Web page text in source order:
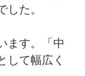
た。
ます。「中
して幅広く